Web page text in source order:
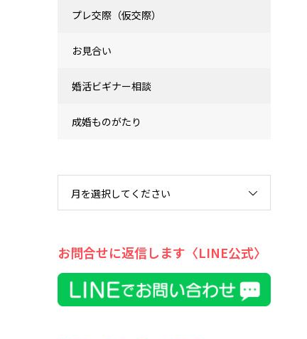
プレ交際（仮交際）
お見合い
婚活ビギナー相談
成婚ものがたり
月を選択してください
お問合せに返信します〈LINE公式〉